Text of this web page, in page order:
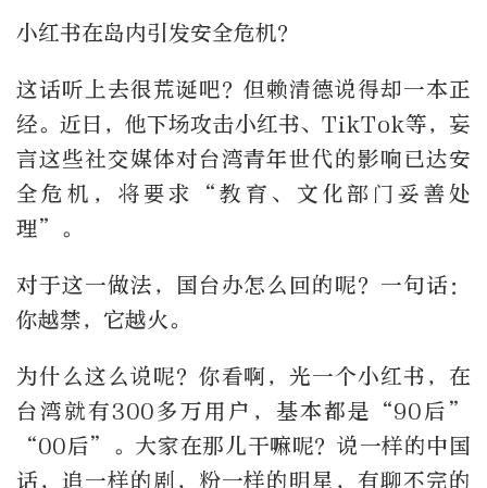
小红书在岛内引发安全危机？
这话听上去很荒诞吧？但赖清德说得却一本正
经。近日，他下场攻击小红书、TikTok等，妄
言这些社交媒体对台湾青年世代的影响已达安
全危机，将要求“教育、文化部门妥善处
理”。
对于这一做法，国台办怎么回的呢？一句话：
你越禁，它越火。
为什么这么说呢？你看啊，光一个小红书，在
台湾就有300多万用户，基本都是“90后”
“00后”。大家在那儿干嘛呢？说一样的中国
话，追一样的剧，粉一样的明星，有聊不完的